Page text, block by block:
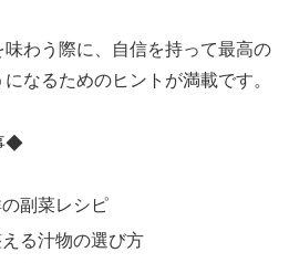
わう際に、自信を持って最高の
なるためのヒントが満載です。
◆
副菜レシピ
る汁物の選び方